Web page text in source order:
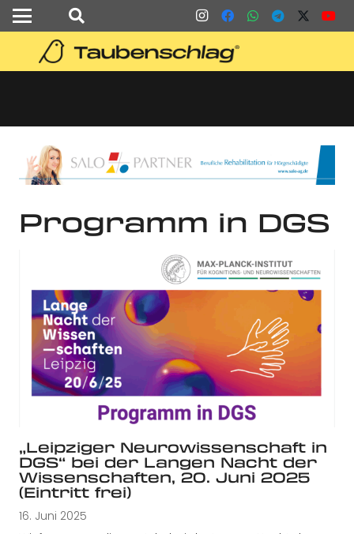
Programm in DGS
„Leipziger Neurowissenschaft in
DGS“ bei der Langen Nacht der
Wissenschaften, 20. Juni 2025
(Eintritt frei)
16. Juni 2025